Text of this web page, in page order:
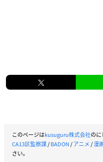
このページはkusuguru株式会社の
CA13区監察課/BADON/アニメ/漫
さい。